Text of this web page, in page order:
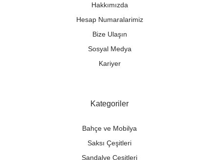
Hakkımızda
Hesap Numaralarimiz
Bize Ulaşın
Sosyal Medya
Kariyer
Kategoriler
Bahçe ve Mobilya
Saksı Çeşitleri
Sandalye Çeşitleri